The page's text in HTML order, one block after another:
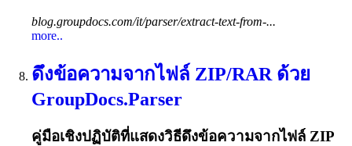
blog.groupdocs.com/it/parser/extract-text-from-...
more..
ดึงข้อความจากไฟล์ ZIP/RAR ด้วย
GroupDocs.Parser
คู่มือเชิงปฏิบัติที่แสดงวิธีดึงข้อความจากไฟล์ ZIP